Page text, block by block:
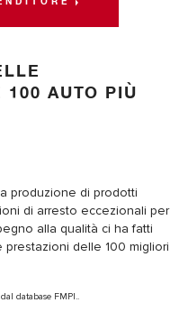
100 AUTO PIÙ
produzione di prodotti
di arresto eccezionali per
alla qualità ci ha fatti
delle 100 migliori
database FMPI..